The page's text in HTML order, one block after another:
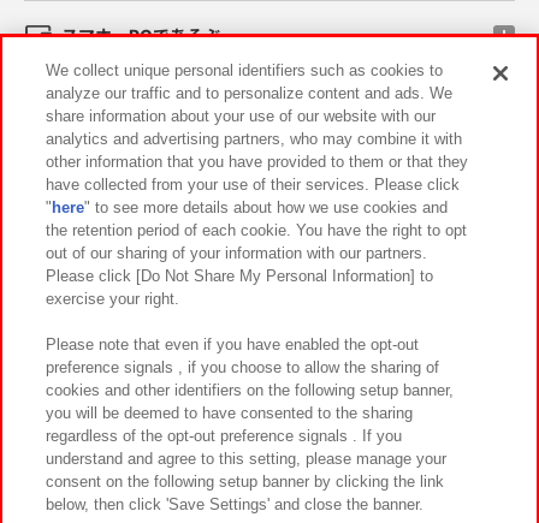
スマホ・PCであそぶ
イベント・キャンペーン
関連会社 サステナビリティ サイトポリシー
プライバシーポリシー ウェブアクセシビリティ方針と検証結果
お取引先さまとともに
カスタマーハラスメント対応方針 よくあるご質問・お問い合わせ
©Bandai Namco Amusement Inc.
We collect unique personal identifiers such as cookies to
analyze our traffic and to personalize content and ads. We
share information about your use of our website with our
analytics and advertising partners, who may combine it with
other information that you have provided to them or that they
have collected from your use of their services. Please click
" here" to see more details about how we use cookies and
the retention period of each cookie. You have the right to opt
out of our sharing of your information with our partners.
Please click [Do Not Share My Personal Information] to
exercise your right.
Please note that even if you have enabled the opt-out
preference signals , if you choose to allow the sharing of
cookies and other identifiers on the following setup banner,
you will be deemed to have consented to the sharing
regardless of the opt-out preference signals . If you
understand and agree to this setting, please manage your
consent on the following setup banner by clicking the link
below, then click 'Save Settings' and close the banner.